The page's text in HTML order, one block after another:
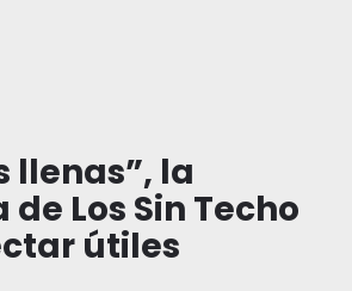
llenas”, la
Los Sin Techo
útiles